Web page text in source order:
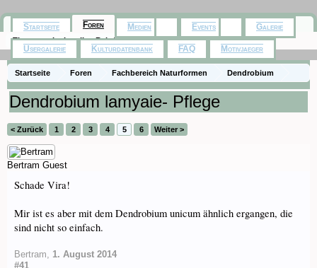
Startseite Foren Fachbereich Naturformen Dendrobium
Dendrobium lamyaie- Pflege
< Zurück 1 2 3 4 5 6 Weiter >
Bertram Guest
Schade Vira!
Mir ist es aber mit dem Dendrobium unicum ähnlich ergangen, die
sind nicht so einfach.
Bertram, 1. August 2014
#41
Startseite Foren
Themen mit aktuellen Beiträgen
Medien Events Galerie
Usergalerie Kulturdatenbank FAQ Motivjaeger